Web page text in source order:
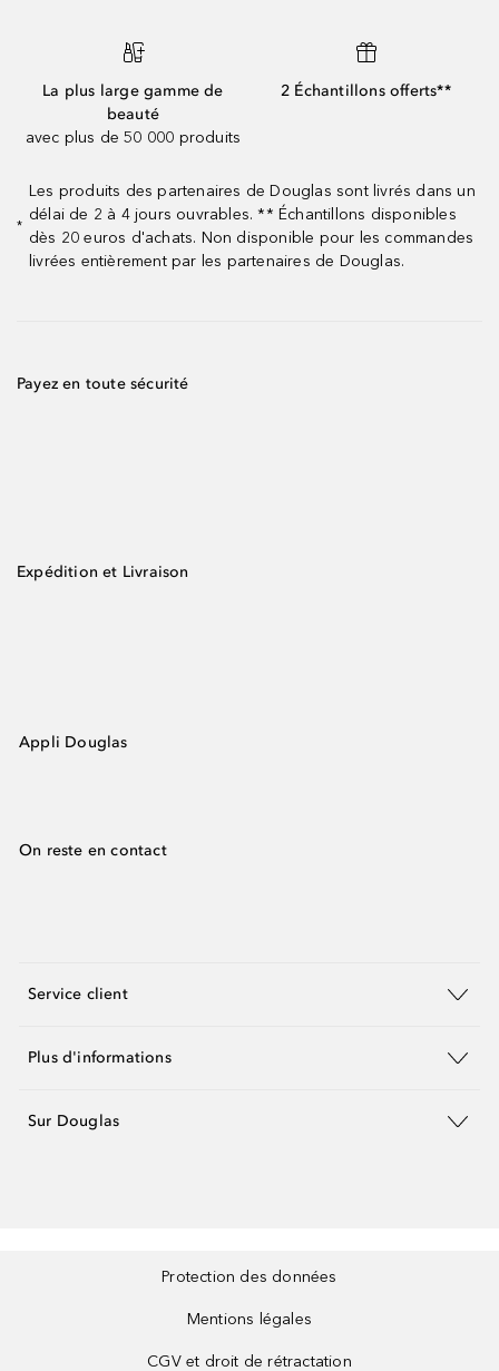
La plus large gamme de
beauté
avec plus de 50 000 produits
2 Échantillons offerts**
*
Les produits des partenaires de Douglas sont livrés dans un
délai de 2 à 4 jours ouvrables. ** Échantillons disponibles
dès 20 euros d'achats. Non disponible pour les commandes
livrées entièrement par les partenaires de Douglas.
Payez en toute sécurité
Expédition et Livraison
Appli Douglas
On reste en contact
Service client
Plus d'informations
Sur Douglas
Protection des données
Mentions légales
CGV et droit de rétractation